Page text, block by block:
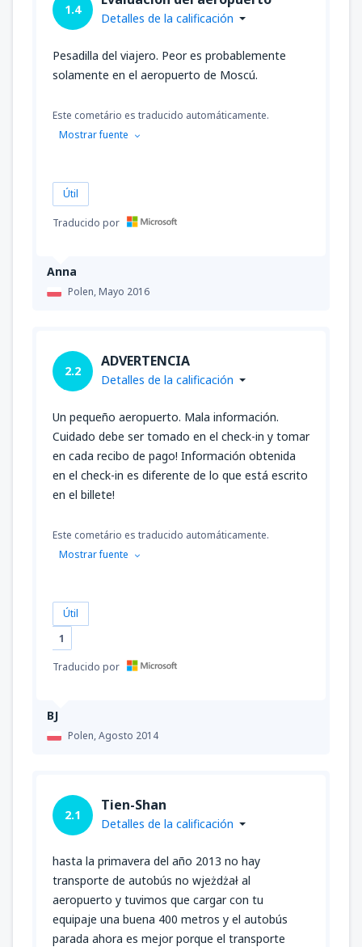
Anna
Polen,Mayo 2016
1.4
Detalles de la calificación
Pesadilla del viajero. Peor es probablemente
solamente en el aeropuerto de Moscú.
Este cometário es traducido automáticamente.
Mostrar fuente
Útil
Traducido por
BJ
Polen,Agosto 2014
2.2
ADVERTENCIA
Detalles de la calificación
Un pequeño aeropuerto. Mala información.
Cuidado debe ser tomado en el check-in y tomar
en cada recibo de pago! Información obtenida
en el check-in es diferente de lo que está escrito
en el billete!
Este cometário es traducido automáticamente.
Mostrar fuente
Útil
1
Traducido por
2.1
Tien-Shan
Detalles de la calificación
hasta la primavera del año 2013 no hay
transporte de autobús no wjeżdżał al
aeropuerto y tuvimos que cargar con tu
equipaje una buena 400 metros y el autobús
parada ahora es mejor porque el transporte